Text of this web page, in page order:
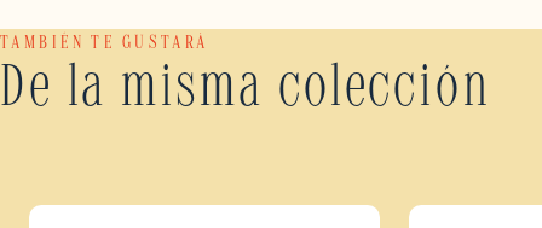
TAMBIÉN TE GUSTARÁ
De la misma colección